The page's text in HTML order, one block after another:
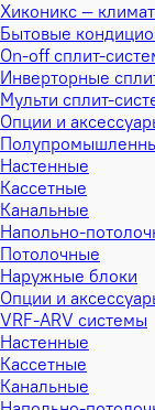
Хиконикс —
Бытовые
On-off сплит-
Инверторные
Мульти сплит-
Опции и
Настенные
Кассетные
Канальные
Напольно-
Потолочные
Наружные блоки
Опции и
VRF-ARV системы
Настенные
Кассетные
Канальные